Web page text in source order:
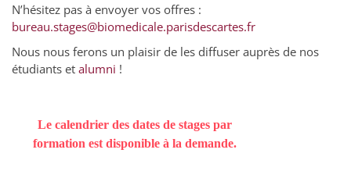
N’hésitez pas à envoyer vos offres :
bureau.stages@biomedicale.parisdescartes.fr
Nous nous ferons un plaisir de les diffuser auprès de nos
étudiants et alumni !
Le calendrier des dates de stages par
formation est disponible à la demande.